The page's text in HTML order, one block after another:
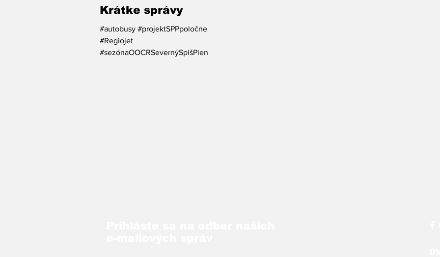
Krátke správy
#autobusy #projektSPPpoločne
#Regiojet
#sezónaOOCRSevernýSpišPieni